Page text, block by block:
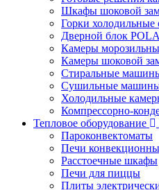
Шкафы шоковой
Горки холодильные
Дверной блок
Камеры
Камеры шоковой
Стиральные
Сушильные
Холодильные
Компрессорно-
Тепловое оборудование
Пароконвектоматы
Печи
Расстоечные шкафы
Печи для пиццы
Плиты